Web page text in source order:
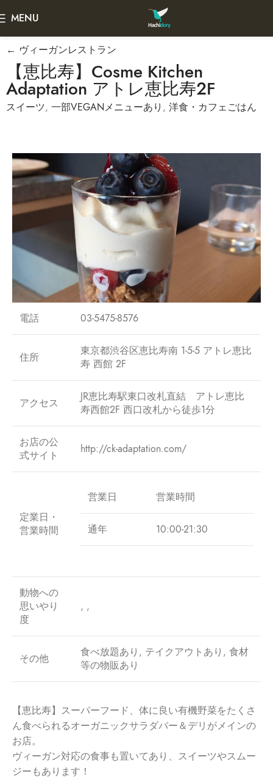
MENU
← ヴィーガンレストラン
【恵比寿】Cosme Kitchen
Adaptation アトレ恵比寿２F
スイーツ, 一部VEGANメニューあり , 洋食・カフェごはん
電話 03-5475-8576
住所
東京都渋谷区恵比寿南 1-5-5 アトレ恵比
寿 西館 2F
アクセス
JR恵比寿駅東口改札直結 アトレ恵比
寿西館2F 西口改札から徒歩1分
お店の公
式サイト
http://ck-adaptation.com/
定業日・
営業時間
営業日 営業時間
通年 10:00-21:30
動物への
思いやり
度
, ,
その他
食べ放題あり, テイクアウトあり, 食材
等の物販あり
【恵比寿】スーパーフード、体に良い有機野菜をたくさ
ん食べられるオーガニックサラダバー＆デリがメインの
お店。
ヴィーガン対応の食事も置いてあり、スイーツやスムー
ジーもあります！